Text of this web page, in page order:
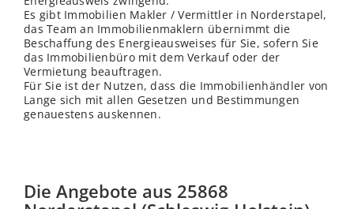
Es gibt Immobilien Makler / Vermittler in Norderstapel,
das Team an Immobilienmaklern übernimmt die
Beschaffung des Energieausweises für Sie, sofern Sie
das Immobilienbüro mit dem Verkauf oder der
Vermietung beauftragen.
Für Sie ist der Nutzen, dass die Immobilienhändler von
Lange sich mit allen Gesetzen und Bestimmungen
genauestens auskennen.
Die Angebote aus 25868